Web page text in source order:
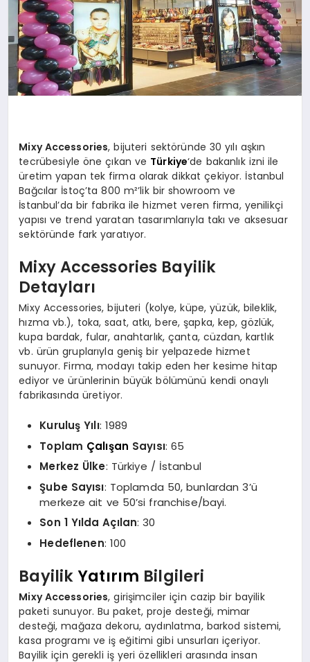
Mixy Accessories, bijuteri sektöründe 30 yılı aşkın
tecrübesiyle öne çıkan ve Türkiye‘de bakanlık izni ile
üretim yapan tek firma olarak dikkat çekiyor. İstanbul
Bağcılar İstoç’ta 800 m²’lik bir showroom ve
İstanbul’da bir fabrika ile hizmet veren firma, yenilikçi
yapısı ve trend yaratan tasarımlarıyla takı ve aksesuar
sektöründe fark yaratıyor.
Mixy Accessories Bayilik
Detayları
Mixy Accessories, bijuteri (kolye, küpe, yüzük, bileklik,
hızma vb.), toka, saat, atkı, bere, şapka, kep, gözlük,
kupa bardak, fular, anahtarlık, çanta, cüzdan, kartlık
vb. ürün gruplarıyla geniş bir yelpazede hizmet
sunuyor. Firma, modayı takip eden her kesime hitap
ediyor ve ürünlerinin büyük bölümünü kendi onaylı
fabrikasında üretiyor.
Kuruluş Yılı: 1989
Toplam Çalışan Sayısı: 65
Merkez Ülke: Türkiye / İstanbul
Şube Sayısı: Toplamda 50, bunlardan 3’ü
merkeze ait ve 50’si franchise/bayi.
Son 1 Yılda Açılan: 30
Hedeflenen: 100
BayilikYatırım Bilgileri
Mixy Accessories, girişimciler için cazip bir bayilik
paketi sunuyor. Bu paket, proje desteği, mimar
desteği, mağaza dekoru, aydınlatma, barkod sistemi,
kasa programı ve iş eğitimi gibi unsurları içeriyor.
Bayilik için gerekli iş yeri özellikleri arasında insan